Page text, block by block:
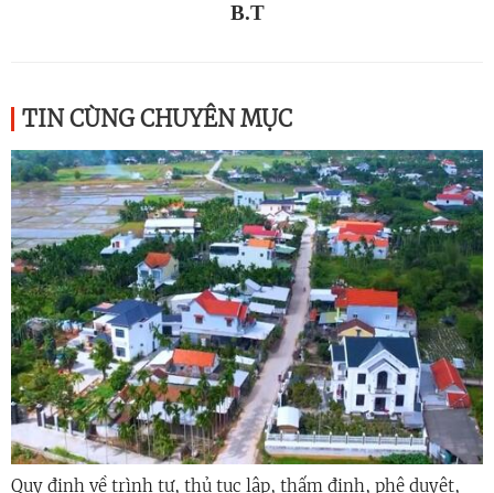
B.T
TIN CÙNG CHUYÊN MỤC
Quy định về trình tự, thủ tục lập, thẩm định, phê duyệt,